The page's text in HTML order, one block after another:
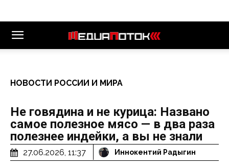
НОВОСТИ РОССИИ И МИРА
Не говядина и не курица: Названо
самое полезное мясо — в два раза
полезнее индейки, а вы не знали
27.06.2026, 11:37 Иннокентий Радыгин